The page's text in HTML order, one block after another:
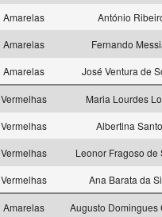
Amarelas
António
Amarelas
Fernando
Amarelas José Ventura de
Vermelhas
Maria Lourdes
Vermelhas
Albertina
Vermelhas
Leonor Fragoso de
Vermelhas Ana Barata da
Amarelas
Augusto Domingues